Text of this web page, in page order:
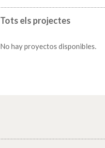
Tots els projectes
No hay proyectos disponibles.